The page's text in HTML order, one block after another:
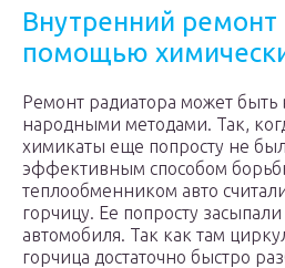
Внутренний ремонт
помощью
Ремонт радиатора может
народными методами. Так,
химикаты еще попросту не
эффективным способом
теплообменником авто
горчицу. Ее попросту
автомобиля. Так как там
горчица достаточно быстро